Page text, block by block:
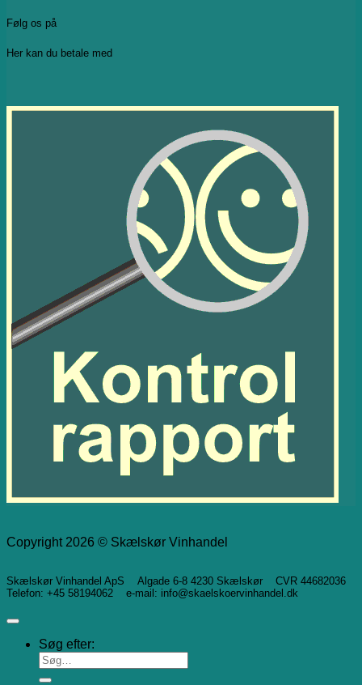
Følg os på
Her kan du betale med
Copyright 2026 © Skælskør Vinhandel
Skælskør Vinhandel ApS Algade 6-8 4230 Skælskør CVR 44682036
Telefon: +45 58194062 e-mail: info@skaelskoervinhandel.dk
Søg efter: